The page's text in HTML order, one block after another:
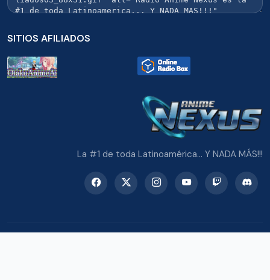
SITIOS AFILIADOS
La #1 de toda Latinoamérica... Y NADA MÁS!!!